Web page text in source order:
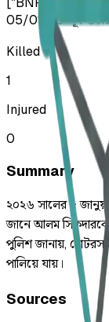
05/01/26•পূর্ব
Killed
1
Injured
0
Summary
২০২৬ সালের ৫
জানে আলম সিকদারকে
পুলিশ জানায়,
পালিয়ে যায়।
Sources